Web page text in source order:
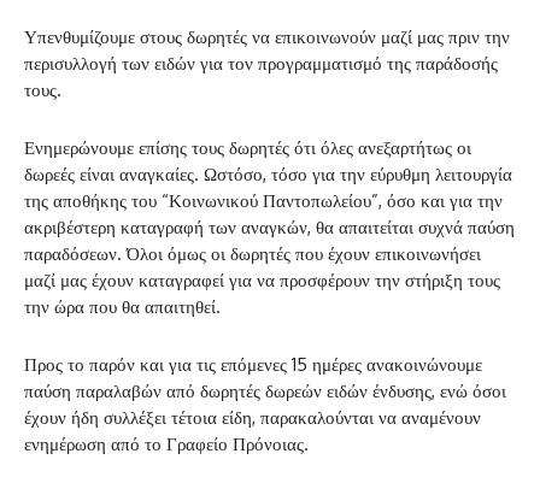
Υπενθυμίζουμε στους δωρητές να επικοινωνούν μαζί μας πριν την
περισυλλογή των ειδών για τον προγραμματισμό της παράδοσής
τους.
Ενημερώνουμε επίσης τους δωρητές ότι όλες ανεξαρτήτως οι
δωρεές είναι αναγκαίες. Ωστόσο, τόσο για την εύρυθμη λειτουργία
της αποθήκης του “Κοινωνικού Παντοπωλείου”, όσο και για την
ακριβέστερη καταγραφή των αναγκών, θα απαιτείται συχνά παύση
παραδόσεων. Όλοι όμως οι δωρητές που έχουν επικοινωνήσει
μαζί μας έχουν καταγραφεί για να προσφέρουν την στήριξη τους
την ώρα που θα απαιτηθεί.
Προς το παρόν και για τις επόμενες 15 ημέρες ανακοινώνουμε
παύση παραλαβών από δωρητές δωρεών ειδών ένδυσης, ενώ όσοι
έχουν ήδη συλλέξει τέτοια είδη, παρακαλούνται να αναμένουν
ενημέρωση από το Γραφείο Πρόνοιας.